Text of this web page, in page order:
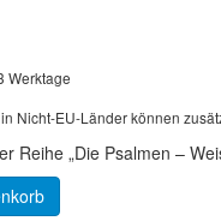
Werktage
Nicht-EU-Länder können
Reihe „Die Psalmen –